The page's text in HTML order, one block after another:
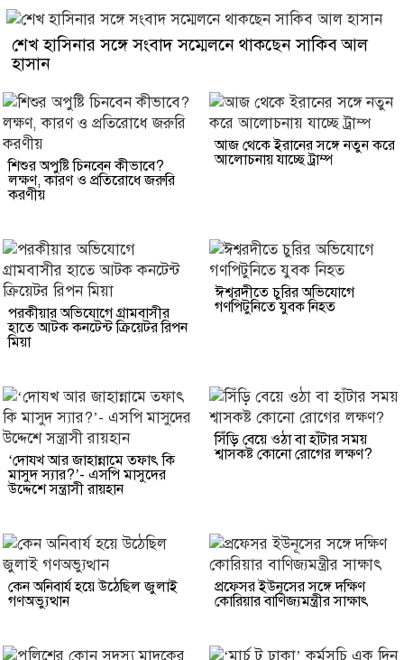
শেখ হাসিনার সঙ্গে সংবাদ সম্মেলনে থাকছেন সাকিব আল
হাসান
শিশুর অপুষ্টি চিনবেন কীভাবে?
লক্ষণ, কারণ ও প্রতিরোধে জরুরি
করণীয়
আজ থেকে ইরানের সঙ্গে নতুন করে
আলোচনায় যাচ্ছে ট্রাম্প
পরকীয়ার অভিযোগে গ্রামবাসীর
হাতে আটক কনটেন্ট ক্রিয়েটর রিপন
মিয়া
ঈশ্বরদীতে চুরির অভিযোগে
গণপিটুনিতে যুবক নিহত
‘দোযখ আর জাহান্নামে তফাৎ কি
মাসুদ স্যার?’- এসপি মাসুদের
উদ্দেশে সন্ত্রাসী রায়হান
সিঁড়ি বেয়ে ওঠা বা হাঁটার সময়
শ্বাসকষ্ট কোনো রোগের লক্ষণ?
কেন অনিবার্য হয়ে উঠেছিল জুলাই
গণঅভ্যুত্থান
প্রফেসর ইউনূসের সঙ্গে দক্ষিণ
কোরিয়ার বাণিজ্যমন্ত্রীর সাক্ষাৎ